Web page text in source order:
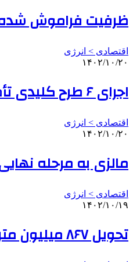
ظرفیت فراموش شده
اقتصادی > انرژی
۱۴۰۲/۱۰/۲۰
اجرای ۶ طرح کلیدی تأمین آب در سیستان
اقتصادی > انرژی
۱۴۰۲/۱۰/۲۰
مالزی به مرحله
اقتصادی > انرژی
۱۴۰۲/۱۰/۱۹
تحویل ۸۶۷ میلیون مترمکعب گاز به شبکه سراسری